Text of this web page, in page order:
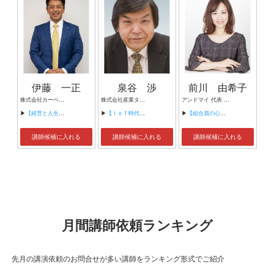
伊藤 一正
株式会社カーベル代表取締役社長 プロレスラーカーベル伊藤
▶ 【経営と人生がHappyになる3つのキーワード】
講師候補に入れる
泉谷 渉
株式会社産業タイムズ社 代表取締役会長 半導体産業新聞 特別編集委員
▶ 【ＩｏＴ時代にニッポンの製造業が一気に抜け出す！！ ～世界トップシェアのセンサーとロボットで戦え！】
講師候補に入れる
前川 由希子
アンドマイ 代表 組織活性化コンサルタント
▶ 【組合員の心をぐっと掴むコミュニケーション術～組合員が「あなたが言うなら」と動き出す３ステップ～】
講師候補に入れる
月間講師依頼ランキング
先月の講演依頼のお問合せが多い講師をランキング形式でご紹介